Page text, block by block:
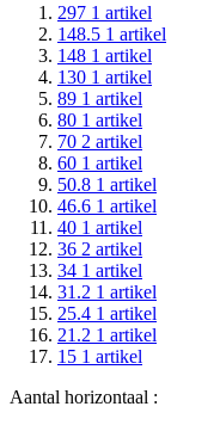
297 1 artikel
148.5 1 artikel
148 1 artikel
130 1 artikel
89 1 artikel
80 1 artikel
70 2 artikel
60 1 artikel
50.8 1 artikel
46.6 1 artikel
40 1 artikel
36 2 artikel
34 1 artikel
31.2 1 artikel
25.4 1 artikel
21.2 1 artikel
15 1 artikel
Aantal horizontaal :